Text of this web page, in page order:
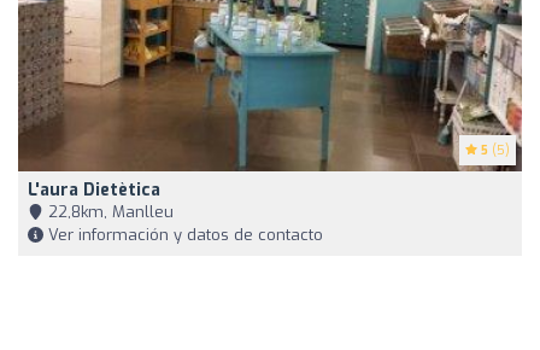
5 (5)
L'aura Dietètica
22,8km, Manlleu
Ver información y datos de contacto